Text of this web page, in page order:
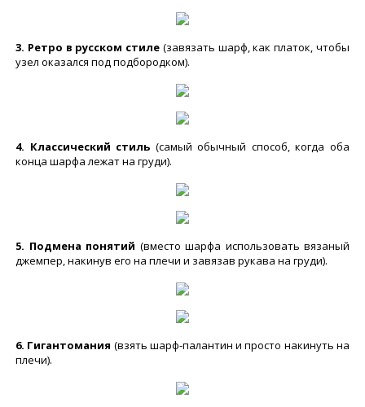
3. Ретро в русском стиле (завязать шарф, как платок, чтобы
узел оказался под подбородком).
4. Классический стиль (самый обычный способ, когда оба
конца шарфа лежат на груди).
5. Подмена понятий (вместо шарфа использовать вязаный
джемпер, накинув его на плечи и завязав рукава на груди).
6. Гигантомания (взять шарф-палантин и просто накинуть на
плечи).